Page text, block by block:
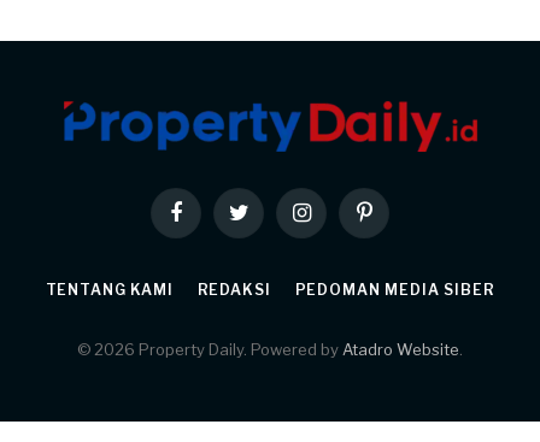
FacebookTwitter InstagramPinterest
TENTANG KAMI REDAKSI PEDOMAN MEDIA SIBER
© 2026 Property Daily. Powered by Atadro Website